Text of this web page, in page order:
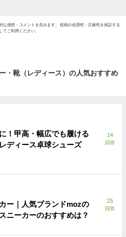
な感想・コメントを含みます。 投稿の信憑性・正確性を保証する
てご利用ください。
・靴（レディース） の人気おすすめ
！甲高・幅広でも履ける
ディース卓球シューズ
14
回答
ー｜人気ブランドmozの
ニーカーのおすすめは？
25
回答